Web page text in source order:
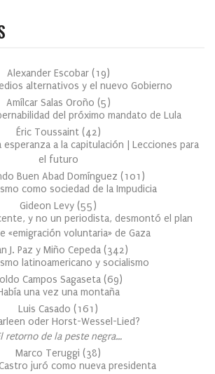
Alexander Escobar (19)
alternativos y el nuevo Gobierno
Amílcar Salas Oroño (5)
del próximo mandato de Lula
Éric Toussaint (42)
esperanza a la capitulación | Lecciones para
el futuro
Buen Abad Domínguez (101 )
como sociedad de la Impudicia
Gideon Levy (55)
y no un periodista, desmontó el plan
«emigración voluntaria» de Gaza
J. Paz y Miño Cepeda (342)
latinoamericano y socialismo
Campos Sagaseta (69)
una vez una montaña
Luis Casado (161 )
oder Horst-Wessel-Lied?
retorno de la peste negra…
Marco Teruggi (38)
juró como nueva presidenta